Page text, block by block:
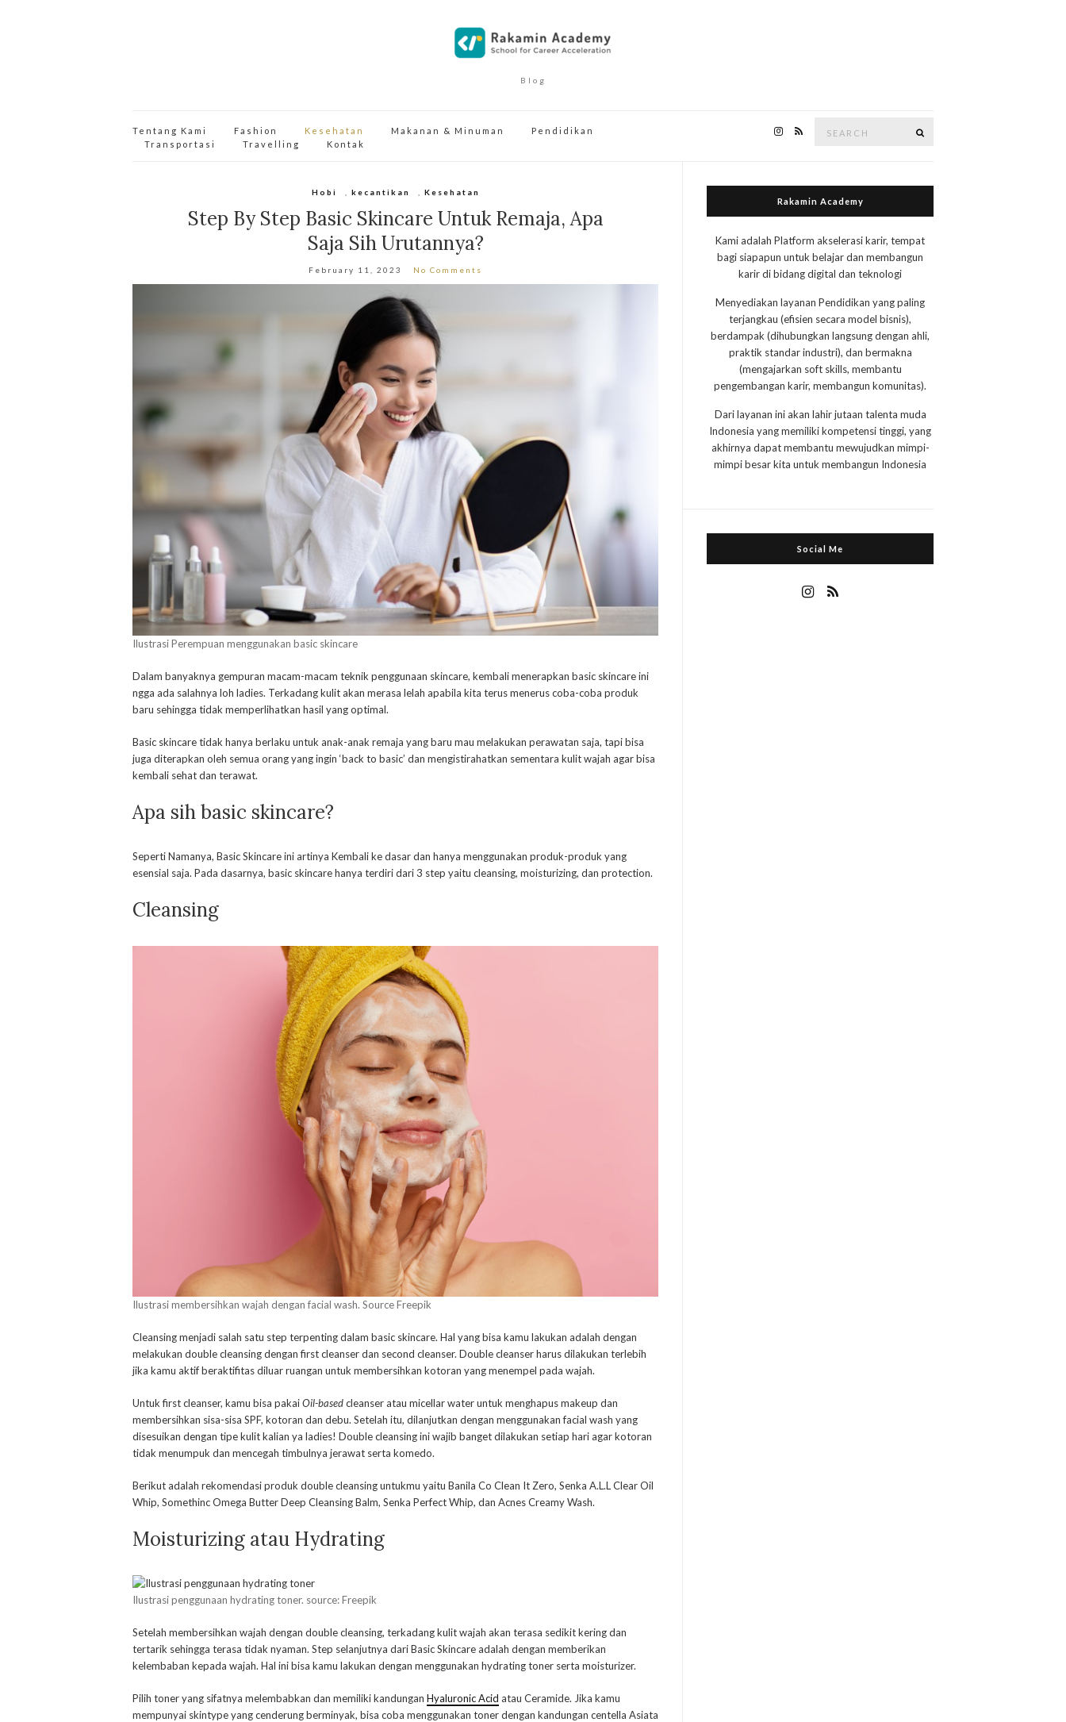
Blog
Tentang Kami Fashion Kesehatan Makanan & Minuman
Pendidikan
Transportasi
Travelling Kontak
Hobi kecantikan Kesehatan
Step By Step Basic Skincare Untuk Remaja, Apa
Saja Sih Urutannya?
February 11, 2023 No Comments
Ilustrasi Perempuan menggunakan basic skincare
Dalam banyaknya gempuran macam-macam teknik penggunaan skincare, kembali menerapkan basic skincare ini
ngga ada salahnya loh ladies. Terkadang kulit akan merasa lelah apabila kita terus menerus coba-coba produk
baru sehingga tidak memperlihatkan hasil yang optimal.
Basic skincare tidak hanya berlaku untuk anak-anak remaja yang baru mau melakukan perawatan saja, tapi bisa
juga diterapkan oleh semua orang yang ingin ‘back to basic’ dan mengistirahatkan sementara kulit wajah agar bisa
kembali sehat dan terawat.
Apa sih basic skincare?
Seperti Namanya, Basic Skincare ini artinya Kembali ke dasar dan hanya menggunakan produk-produk yang
esensial saja. Pada dasarnya, basic skincare hanya terdiri dari 3 step yaitu cleansing, moisturizing, dan protection.
Cleansing
Ilustrasi membersihkan wajah dengan facial wash. Source Freepik
Cleansing menjadi salah satu step terpenting dalam basic skincare. Hal yang bisa kamu lakukan adalah dengan
melakukan double cleansing dengan first cleanser dan second cleanser. Double cleanser harus dilakukan terlebih
jika kamu aktif beraktifitas diluar ruangan untuk membersihkan kotoran yang menempel pada wajah.
Untuk first cleanser, kamu bisa pakaiOil-basedcleanser atau micellar water untuk menghapus makeup dan
membersihkan sisa-sisa SPF, kotoran dan debu. Setelah itu, dilanjutkan dengan menggunakan facial wash yang
disesuikan dengan tipe kulit kalian ya ladies! Double cleansing ini wajib banget dilakukan setiap hari agar kotoran
tidak menumpuk dan mencegah timbulnya jerawat serta komedo.
Berikut adalah rekomendasi produk double cleansing untukmu yaitu Banila Co Clean It Zero, Senka A.L.L Clear Oil
Whip, Somethinc Omega Butter Deep Cleansing Balm, Senka Perfect Whip, dan Acnes Creamy Wash.
Moisturizing atau Hydrating
Ilustrasi penggunaan hydrating toner. source: Freepik
Setelah membersihkan wajah dengan double cleansing, terkadang kulit wajah akan terasa sedikit kering dan
tertarik sehingga terasa tidak nyaman. Step selanjutnya dari Basic Skincare adalah dengan memberikan
kelembaban kepada wajah. Hal ini bisa kamu lakukan dengan menggunakan hydrating toner serta moisturizer.
Pilih toner yang sifatnya melembabkan dan memiliki kandungan Hyaluronic Acid atau Ceramide. Jika kamu
mempunyai skintype yang cenderung berminyak, bisa coba menggunakan toner dengan kandungan centella Asiata
Rakamin Academy
Kami adalah Platform akselerasi karir, tempat
bagi siapapun untuk belajar dan membangun
karir di bidang digital dan teknologi
Menyediakan layanan Pendidikan yang paling
terjangkau (efisien secara model bisnis),
berdampak (dihubungkan langsung dengan ahli,
praktik standar industri), dan bermakna
(mengajarkan soft skills, membantu
pengembangan karir, membangun komunitas).
Dari layanan ini akan lahir jutaan talenta muda
Indonesia yang memiliki kompetensi tinggi, yang
akhirnya dapat membantu mewujudkan mimpi-
mimpi besar kita untuk membangun Indonesia
Social Me